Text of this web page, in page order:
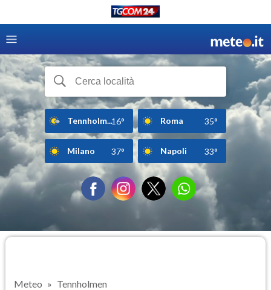
Tennholm...16° Roma 35°
Milano 37° Napoli 33°
Meteo Tennholmen